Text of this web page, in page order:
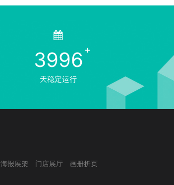
3996
天稳定运行
海报展架 门店展厅
画册折页